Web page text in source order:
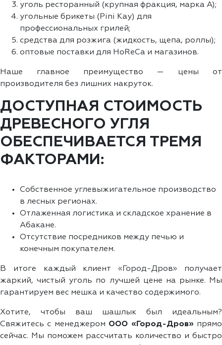
уголь ресторанный (крупная фракция, марка А);
угольные брикеты (Pini Kay) для
профессиональных грилей;
средства для розжига (жидкость, щепа, роллы);
оптовые поставки для HoReCa и магазинов.
Наше главное преимущество — цены от
производителя без лишних накруток.
ДОСТУПНАЯ СТОИМОСТЬ
ДРЕВЕСНОГО УГЛЯ
ОБЕСПЕЧИВАЕТСЯ ТРЕМЯ
ФАКТОРАМИ:
Собственное углевыжигательное производство
в лесных регионах.
Отлаженная логистика и складское хранение в
Абакане.
Отсутствие посредников между печью и
конечным покупателем.
В итоге каждый клиент «Город-Дров» получает
жаркий, чистый уголь по лучшей цене на рынке. Мы
гарантируем вес мешка и качество содержимого.
Хотите, чтобы ваш шашлык был идеальным?
Свяжитесь с менеджером ООО «Город-Дров» прямо
сейчас. Мы поможем рассчитать количество и быстро